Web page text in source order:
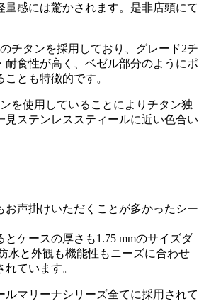
量感には驚かされます。是非店頭にて
チタンを採用しており、グレード2チ
耐食性が高く、ベゼル部分のようにポ
とも特徴的です。
を使用していることによりチタン独
見ステンレススティールに近い色合い
お声掛けいただくことが多かったシー
とケースの厚さも1.75 mmのサイズダ
水と外観も機能性もニーズに合わせ
ています。
ルマリーナシリーズ全てに採用されて